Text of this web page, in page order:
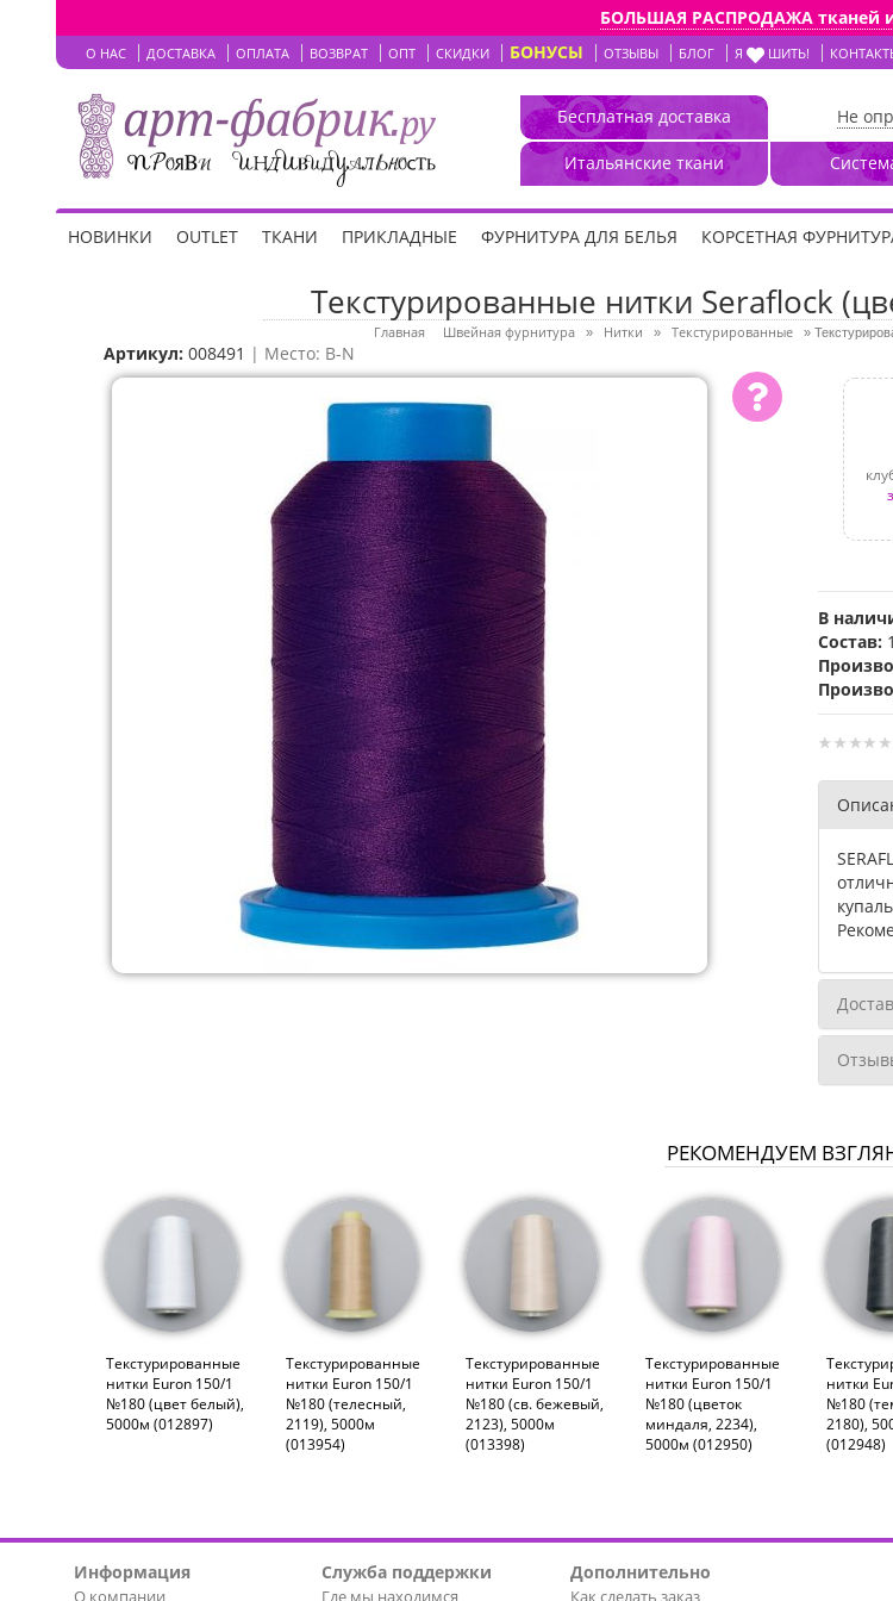
БОЛЬШАЯ РАСПРОДАЖА тканей
О НАС ДОСТАВКА ОПЛАТА ВОЗВРАТ ОПТ СКИДКИ БОНУСЫ ОТЗЫВЫ БЛОГ Я ШИТЬ!
Бесплатная доставка
Итальянские ткани
Не
НОВИНКИ OUTLET ТКАНИ ПРИКЛАДНЫЕ ФУРНИТУРА ДЛЯ БЕЛЬЯ КОРСЕТНАЯ
Текстурированные нитки Seraflock
Главная Швейная фурнитура » Нитки » Текстурированные »
Артикул: 008491 | Место: B-N
В
Состав:
РЕКОМЕНДУЕМ
Текстурированные
нитки Euron 150/1
№180 (цвет белый),
5000м (012897)
Текстурированные
нитки Euron 150/1
№180 (телесный,
2119), 5000м
(013954)
Текстурированные
нитки Euron 150/1
№180 (св. бежевый,
2123), 5000м
(013398)
Текстурированные
нитки Euron 150/1
№180 (цветок
миндаля, 2234),
5000м (012950)
нитки
№180
2180),
(012948)
Информация
О компании
Служба поддержки
Где мы находимся
Дополнительно
Как сделать заказ